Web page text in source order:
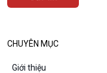
Tin Văn hoá & Du lịch
Chát với người nổi tiếng
Câu chuyện Thể thao
CHUYÊN MỤC
Giới thiệu